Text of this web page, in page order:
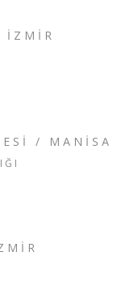
İZMİR
/ MANİSA